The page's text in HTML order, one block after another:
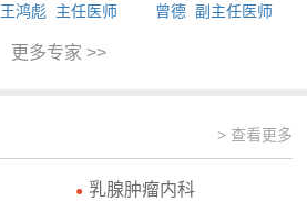
王鸿彪 主任医师
曾德 副主任医师
更多专家 >>
> 查看更多
● 乳腺肿瘤内科